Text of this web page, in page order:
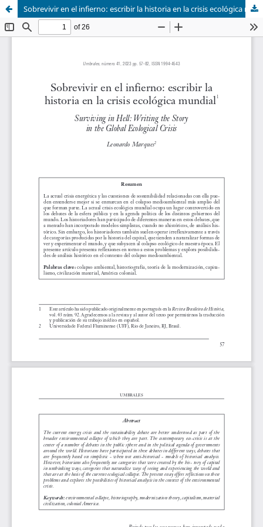
Sobrevivir en el infierno: escribir la historia en la crisis ecológica mundial